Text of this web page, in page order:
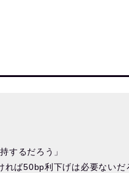
するだろう」
れば50bp利下げは必要ないだ